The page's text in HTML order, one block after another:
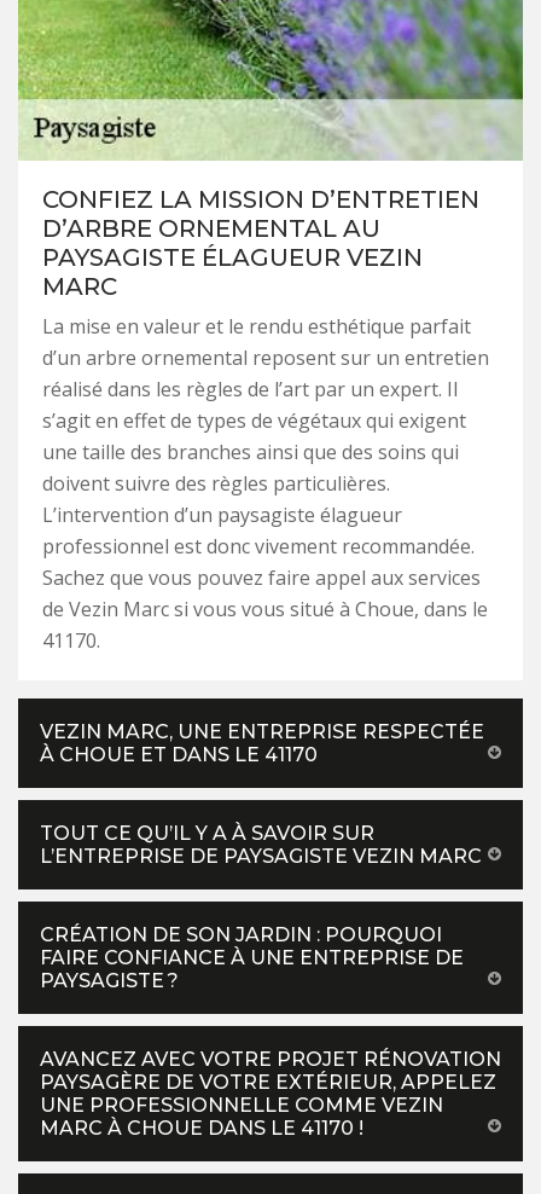
CONFIEZ LA MISSION D’ENTRETIEN
D’ARBRE ORNEMENTAL AU
PAYSAGISTE ÉLAGUEUR VEZIN
MARC
La mise en valeur et le rendu esthétique parfait
d’un arbre ornemental reposent sur un entretien
réalisé dans les règles de l’art par un expert. Il
s’agit en effet de types de végétaux qui exigent
une taille des branches ainsi que des soins qui
doivent suivre des règles particulières.
L’intervention d’un paysagiste élagueur
professionnel est donc vivement recommandée.
Sachez que vous pouvez faire appel aux services
de Vezin Marc si vous vous situé à Choue, dans le
41170.
VEZIN MARC, UNE ENTREPRISE RESPECTÉE
À CHOUE ET DANS LE 41170
TOUT CE QU’IL Y A À SAVOIR SUR
L’ENTREPRISE DE PAYSAGISTE VEZIN MARC
CRÉATION DE SON JARDIN : POURQUOI
FAIRE CONFIANCE À UNE ENTREPRISE DE
PAYSAGISTE ?
AVANCEZ AVEC VOTRE PROJET RÉNOVATION
PAYSAGÈRE DE VOTRE EXTÉRIEUR, APPELEZ
UNE PROFESSIONNELLE COMME VEZIN
MARC À CHOUE DANS LE 41170 !